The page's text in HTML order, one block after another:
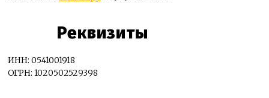
Реквизиты
ИНН: 0541001918
ОГРН: 1020502529398